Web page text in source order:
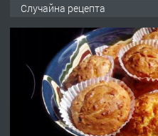
ПРЕДЛАГА
№4120
Любен
Случайна рецепта